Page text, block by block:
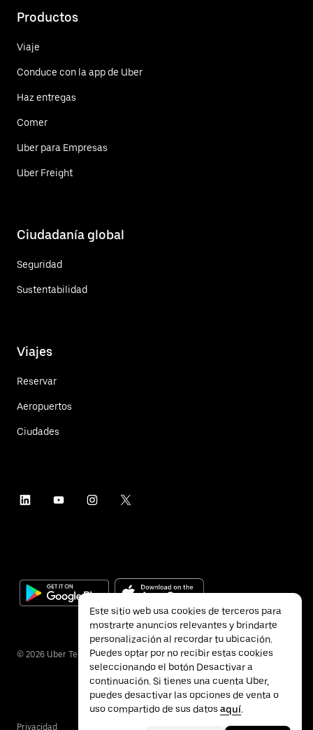
Productos
Viaje
Conduce con la app de Uber
Haz entregas
Comer
Uber para Empresas
Uber Freight
Ciudadanía global
Seguridad
Sustentabilidad
Viajes
Reservar
Aeropuertos
Ciudades
© 2026 Uber Technologies Inc.
Privacidad
Este sitio web usa cookies de terceros para
mostrarte anuncios relevantes y brindarte
personalización al recordar tu ubicación.
Puedes optar por no recibir estas cookies
seleccionando el botón Desactivar a
continuación. Si tienes una cuenta Uber,
puedes desactivar las opciones de venta o
uso compartido de sus datos aquí.